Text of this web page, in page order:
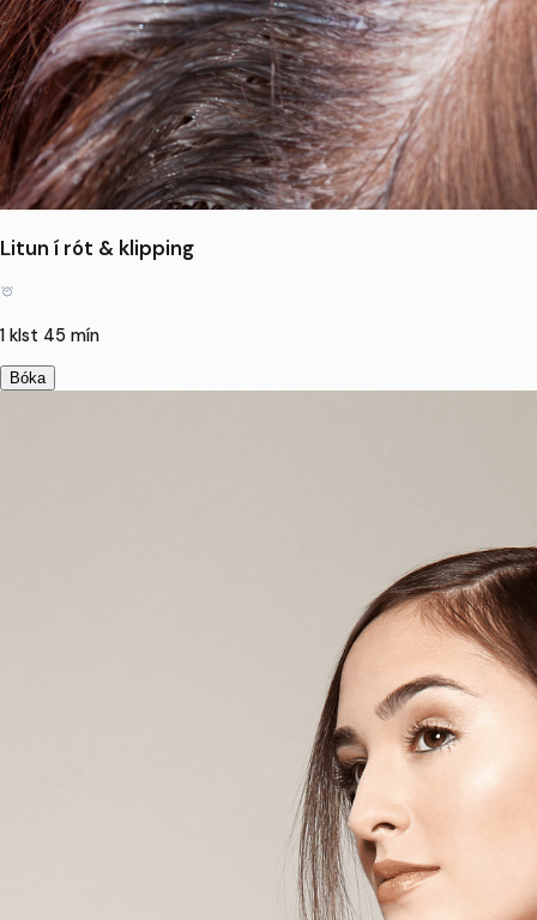
Litun í rót & klipping
1 klst 45 mín
Bóka